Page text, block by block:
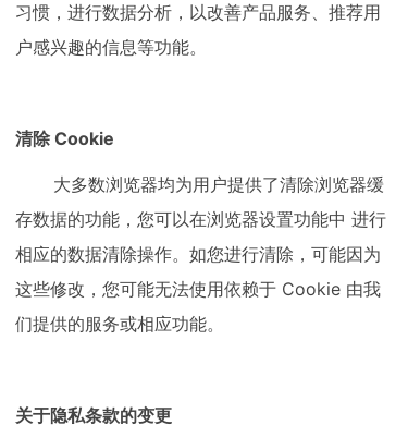
习惯，进行数据分析，以改善产品服务、推荐用
户感兴趣的信息等功能。
清除 Cookie
大多数浏览器均为用户提供了清除浏览器缓
存数据的功能，您可以在浏览器设置功能中 进行
相应的数据清除操作。如您进行清除，可能因为
这些修改，您可能无法使用依赖于 Cookie 由我
们提供的服务或相应功能。
关于隐私条款的变更